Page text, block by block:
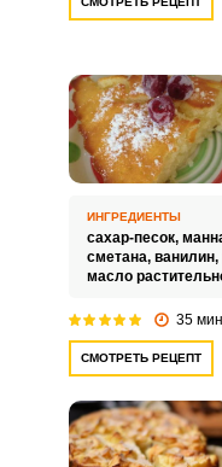
ИНГРЕДИЕНТЫ
сахар-песок,
сметана, ванилин,
масло
35 мин
СМОТРЕТЬ РЕЦЕПТ